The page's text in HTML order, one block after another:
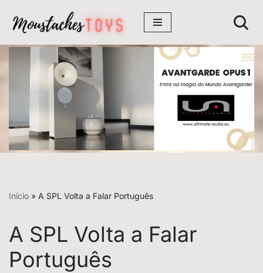
Avançar
para
conteúdo
Início » A SPL Volta a Falar Português
A SPL Volta a Falar
Português